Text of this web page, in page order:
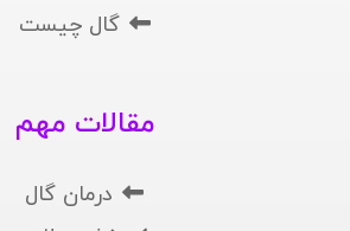
گال چیست
مقالات مهم
درمان گال